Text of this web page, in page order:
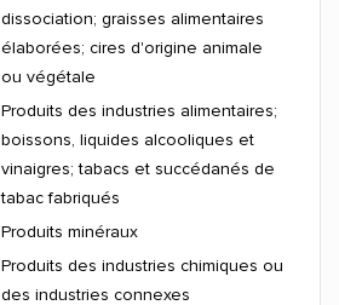
dissociation; graisses alimentaires
élaborées; cires d'origine animale
ou végétale
Produits des industries alimentaires;
boissons, liquides alcooliques et
vinaigres; tabacs et succédanés de
tabac fabriqués
Produits minéraux
Produits des industries chimiques ou
des industries connexes